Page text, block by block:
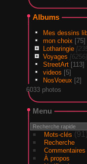
Albums
Mes dessins
mon choix [75]
Lotharingie
Voyages [6256]
StreetArt[113]
videos [5]
NosVoeux [2]
6033 photos
Menu
Mots-clés (91)
Recherche
Commentaires
À propos